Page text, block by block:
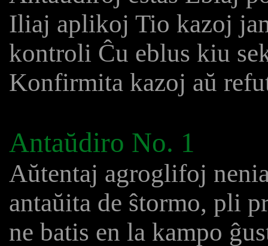
Iliaj aplikoj Tio kazoj
kontroli Ĉu eblus kiu
Konfirmita kazoj aŭ
Antaŭdiro No. 1
Aŭtentaj agroglifoj
antaŭita de ŝtormo, pli
ne batis en la kampo